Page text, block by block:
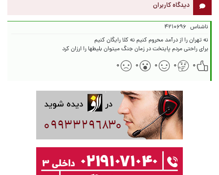
دیدگاه کاربران
ناشناس ۴۲۱۰۶۹۶
برای راحتی مردم پایتخت در زمان جنگ میتوان بلیطها را ارزان کرد
۰
۰ ۰ ۰ ۰